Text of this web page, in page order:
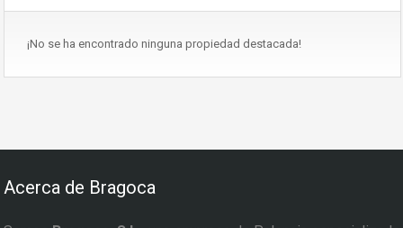
¡No se ha encontrado ninguna propiedad destacada!
Acerca de Bragoca